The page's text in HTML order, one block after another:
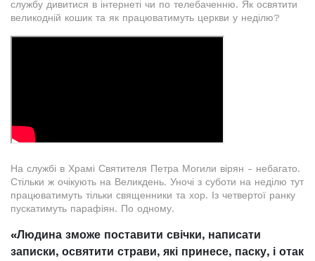
службу дивитися в інтернеті чи по телебаченню. Як освятити
великодній кошик та як працюватимуть церкви у неділю?
На службі в Храмі Святителя Петра Могили вірян - небагато.
Стільки ж очікують на Великдень. Уночі з суботи на неділю тут
працюватимуть тільки священники та хор. Із четвертої ранку
пускатимуть парафіян. По одному.
«Людина зможе поставити свічки, написати
записки, освятити страви, які принесе, паску, і отак